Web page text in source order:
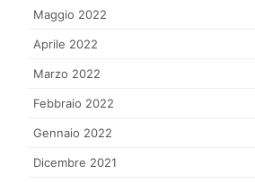
Maggio 2022
Aprile 2022
Marzo 2022
Febbraio 2022
Gennaio 2022
Dicembre 2021